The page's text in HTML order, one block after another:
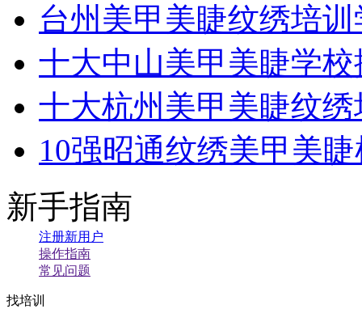
台州美甲美睫纹绣培
十大中山美甲美睫学
十大杭州美甲美睫纹
10强昭通纹绣美甲美
新手指南
注册新用户
操作指南
常见问题
找培训